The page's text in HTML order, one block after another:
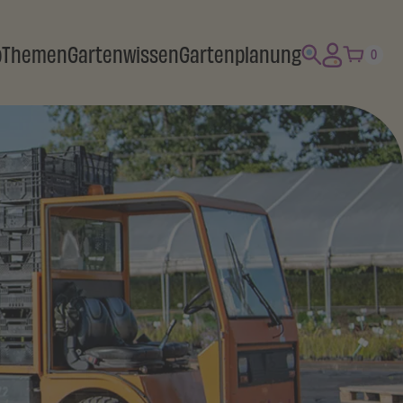
ThemenGartenwissenGartenplanung 0